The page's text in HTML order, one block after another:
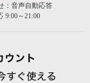
：音声自動応答
9:00～21:00